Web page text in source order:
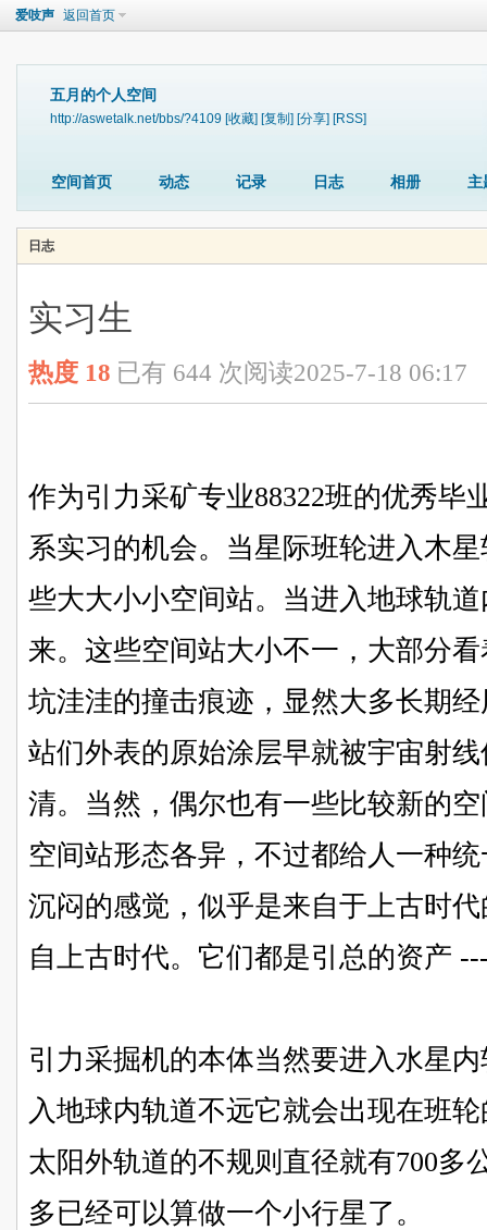
爱吱声 返回首页
五月的个人空间
http://aswetalk.net/bbs/?4109 [收藏] [复制] [分享] [RSS]
空间首页 动态 记录 日志 相册 主
日志
实习生
热度 18 已有 644 次阅读2025-7-18 06:17
作为引力采矿专业88322班的优秀毕
系实习的机会。当星际班轮进入木
些大大小小空间站。当进入地球轨
来。这些空间站大小不一，大部分
坑洼洼的撞击痕迹，显然大多长期
站们外表的原始涂层早就被宇宙射
清。当然，偶尔也有一些比较新的
空间站形态各异，不过都给人一种
沉闷的感觉，似乎是来自于上古时
自上古时代。它们都是引总的资产
引力采掘机的本体当然要进入水星
入地球内轨道不远它就会出现在班
太阳外轨道的不规则直径就有700多
多已经可以算做一个小行星了。